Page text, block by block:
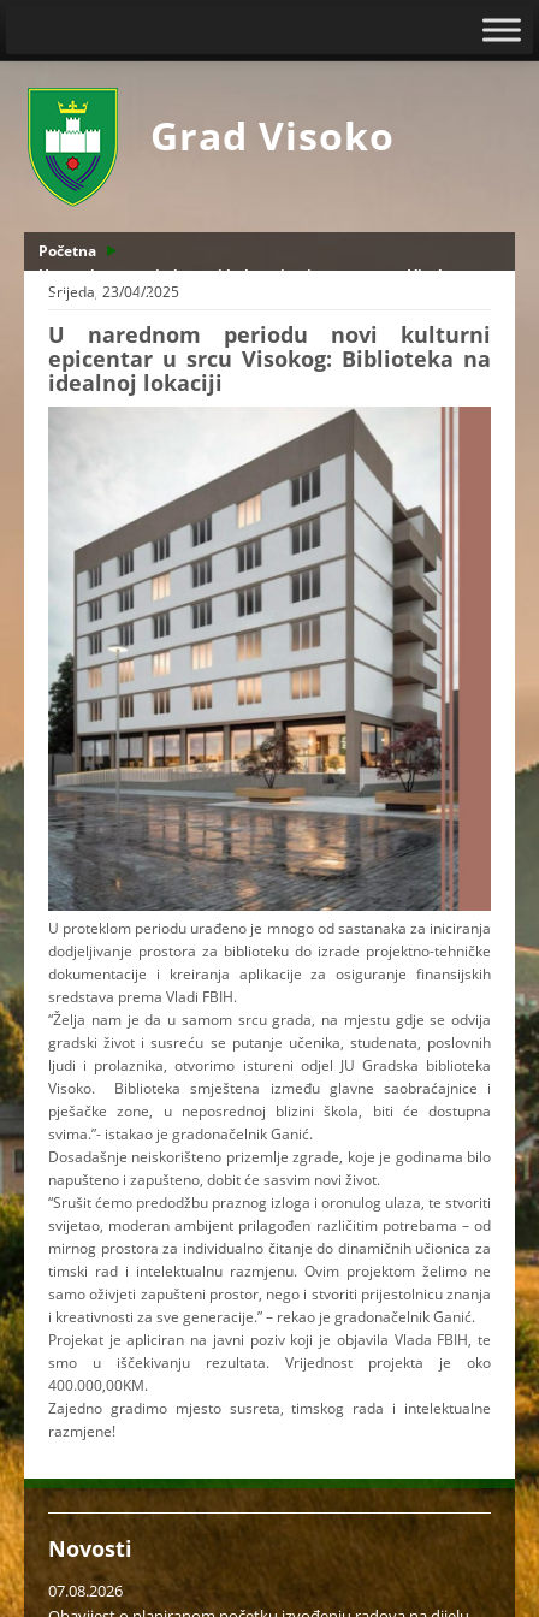
Grad Visoko
Početna
U narednom periodu novi kulturni epicentar u srcu Visokog:
Biblioteka na idealnoj lokaciji
Srijeda, 23/04/2025
U narednom periodu novi kulturni
epicentar u srcu Visokog: Biblioteka na
idealnoj lokaciji
U proteklom periodu urađeno je mnogo od sastanaka za iniciranja
dodjeljivanje prostora za biblioteku do izrade projektno-tehničke
dokumentacije i kreiranja aplikacije za osiguranje finansijskih
sredstava prema Vladi FBIH.
“Želja nam je da u samom srcu grada, na mjestu gdje se odvija
gradski život i susreću se putanje učenika, studenata, poslovnih
ljudi i prolaznika, otvorimo istureni odjel JU Gradska biblioteka
Visoko. Biblioteka smještena između glavne saobraćajnice i
pješačke zone, u neposrednoj blizini škola, biti će dostupna
svima.”- istakao je gradonačelnik Ganić.
Dosadašnje neiskorišteno prizemlje zgrade, koje je godinama bilo
napušteno i zapušteno, dobit će sasvim novi život.
“Srušit ćemo predodžbu praznog izloga i oronulog ulaza, te stvoriti
svijetao, moderan ambijent prilagođen različitim potrebama – od
mirnog prostora za individualno čitanje do dinamičnih učionica za
timski rad i intelektualnu razmjenu. Ovim projektom želimo ne
samo oživjeti zapušteni prostor, nego i stvoriti prijestolnicu znanja
i kreativnosti za sve generacije.” – rekao je gradonačelnik Ganić.
Projekat je apliciran na javni poziv koji je objavila Vlada FBIH, te
smo u iščekivanju rezultata. Vrijednost projekta je oko
400.000,00KM.
Zajedno gradimo mjesto susreta, timskog rada i intelektualne
razmjene!
Novosti
07.08.2026